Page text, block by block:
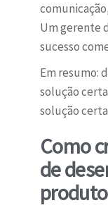
Um gerente
sucesso
Em resumo:
solução
solução
Como
de